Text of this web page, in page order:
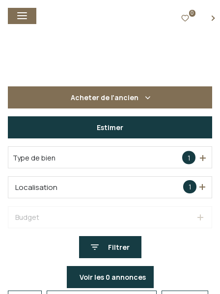
0
Acheter de l'ancien
Estimer
Type de bien 1
1
Localisation
Budget
Filtrer
Voir les 0 annonces